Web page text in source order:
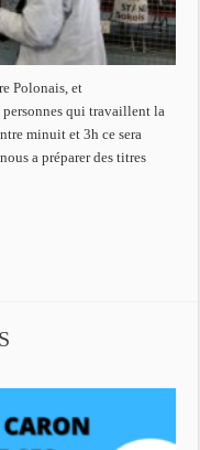
Polonais, et
qui travaillent la
minuit et 3h ce sera
a préparer des titres